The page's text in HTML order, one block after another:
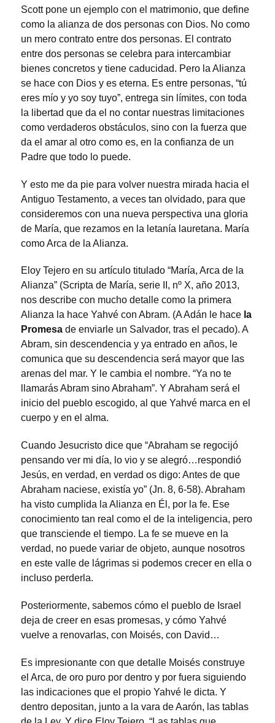
Scott pone un ejemplo con el matrimonio, que define
como la alianza de dos personas con Dios. No como
un mero contrato entre dos personas. El contrato
entre dos personas se celebra para intercambiar
bienes concretos y tiene caducidad. Pero la Alianza
se hace con Dios y es eterna. Es entre personas, “tú
eres mío y yo soy tuyo”, entrega sin límites, con toda
la libertad que da el no contar nuestras limitaciones
como verdaderos obstáculos, sino con la fuerza que
da el amar al otro como es, en la confianza de un
Padre que todo lo puede.
Y esto me da pie para volver nuestra mirada hacia el
Antiguo Testamento, a veces tan olvidado, para que
consideremos con una nueva perspectiva una gloria
de María, que rezamos en la letanía lauretana. María
como Arca de la Alianza.
Eloy Tejero en su artículo titulado “María, Arca de la
Alianza” (Scripta de María, serie II, nº X, año 2013,
nos describe con mucho detalle como la primera
Alianza la hace Yahvé con Abram. (A Adán le hace la
Promesa de enviarle un Salvador, tras el pecado). A
Abram, sin descendencia y ya entrado en años, le
comunica que su descendencia será mayor que las
arenas del mar. Y le cambia el nombre. “Ya no te
llamarás Abram sino Abraham”. Y Abraham será el
inicio del pueblo escogido, al que Yahvé marca en el
cuerpo y en el alma.
Cuando Jesucristo dice que “Abraham se regocijó
pensando ver mi día, lo vio y se alegró…respondió
Jesús, en verdad, en verdad os digo: Antes de que
Abraham naciese, existía yo” (Jn. 8, 6-58). Abraham
ha visto cumplida la Alianza en Él, por la fe. Ese
conocimiento tan real como el de la inteligencia, pero
que transciende el tiempo. La fe se mueve en la
verdad, no puede variar de objeto, aunque nosotros
en este valle de lágrimas si podemos crecer en ella o
incluso perderla.
Posteriormente, sabemos cómo el pueblo de Israel
deja de creer en esas promesas, y cómo Yahvé
vuelve a renovarlas, con Moisés, con David…
Es impresionante con que detalle Moisés construye
el Arca, de oro puro por dentro y por fuera siguiendo
las indicaciones que el propio Yahvé le dicta. Y
dentro depositan, junto a la vara de Aarón, las tablas